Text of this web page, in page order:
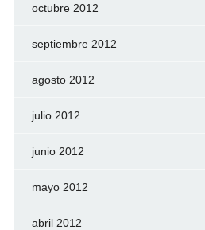
octubre 2012
septiembre 2012
agosto 2012
julio 2012
junio 2012
mayo 2012
abril 2012